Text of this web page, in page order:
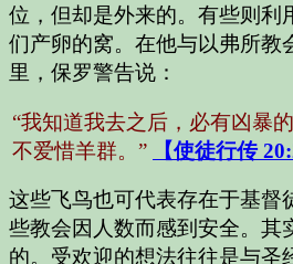
位，但却是外来的。有些则利
们产卵的窝。在他与以弗所教
里，保罗警告说：
“我知道我去之后，必有凶暴
不爱惜羊群。”
【使徒行传
这些飞鸟也可代表存在于基督
些教会因人数而感到安全。其
的。受欢迎的想法往往是与圣